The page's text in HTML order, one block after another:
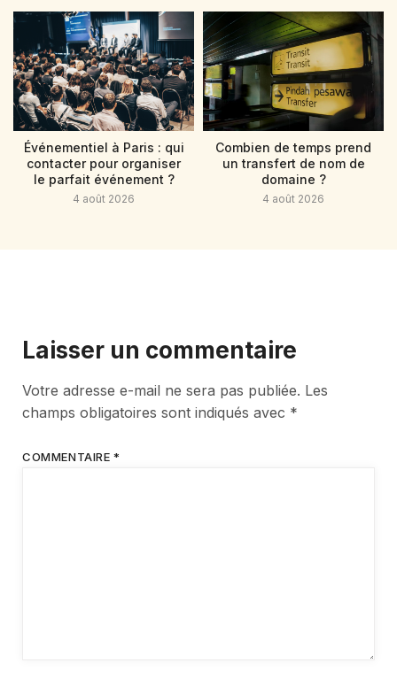
Événementiel à Paris : qui
contacter pour organiser
le parfait événement ?
4 août 2026
Combien de temps prend
un transfert de nom de
domaine ?
4 août 2026
Laisser un commentaire
Votre adresse e-mail ne sera pas publiée. Les
champs obligatoires sont indiqués avec *
COMMENTAIRE*